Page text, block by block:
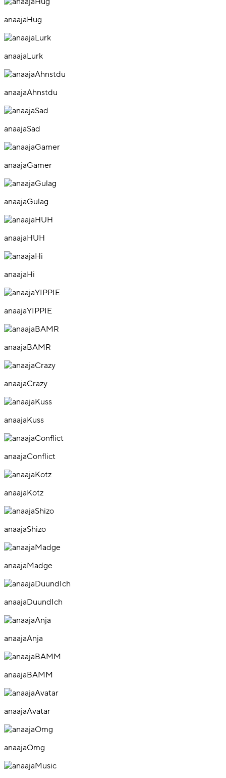
anaajaHug
anaajaLurk
anaajaAhnstdu
anaajaSad
anaajaGamer
anaajaGulag
anaajaHUH
anaajaHi
anaajaYIPPIE
anaajaBAMR
anaajaCrazy
anaajaKuss
anaajaConflict
anaajaKotz
anaajaShizo
anaajaMadge
anaajaDuundIch
anaajaAnja
anaajaBAMM
anaajaAvatar
anaajaOmg